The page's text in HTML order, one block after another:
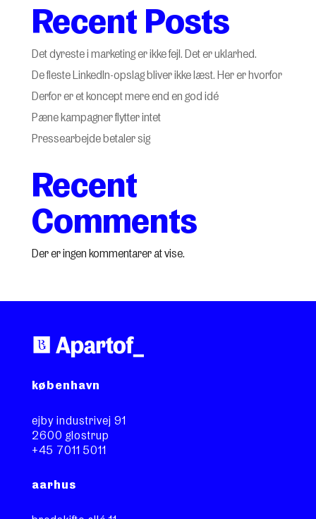
Recent Posts
Det dyreste i marketing er ikke fejl. Det er uklarhed.
De fleste LinkedIn-opslag bliver ikke læst. Her er hvorfor
Derfor er et koncept mere end en god idé
Pæne kampagner flytter intet
Pressearbejde betaler sig
Recent
Comments
Der er ingen kommentarer at vise.
københavn
ejby industrivej 91
2600 glostrup
+45 7011 5011
aarhus